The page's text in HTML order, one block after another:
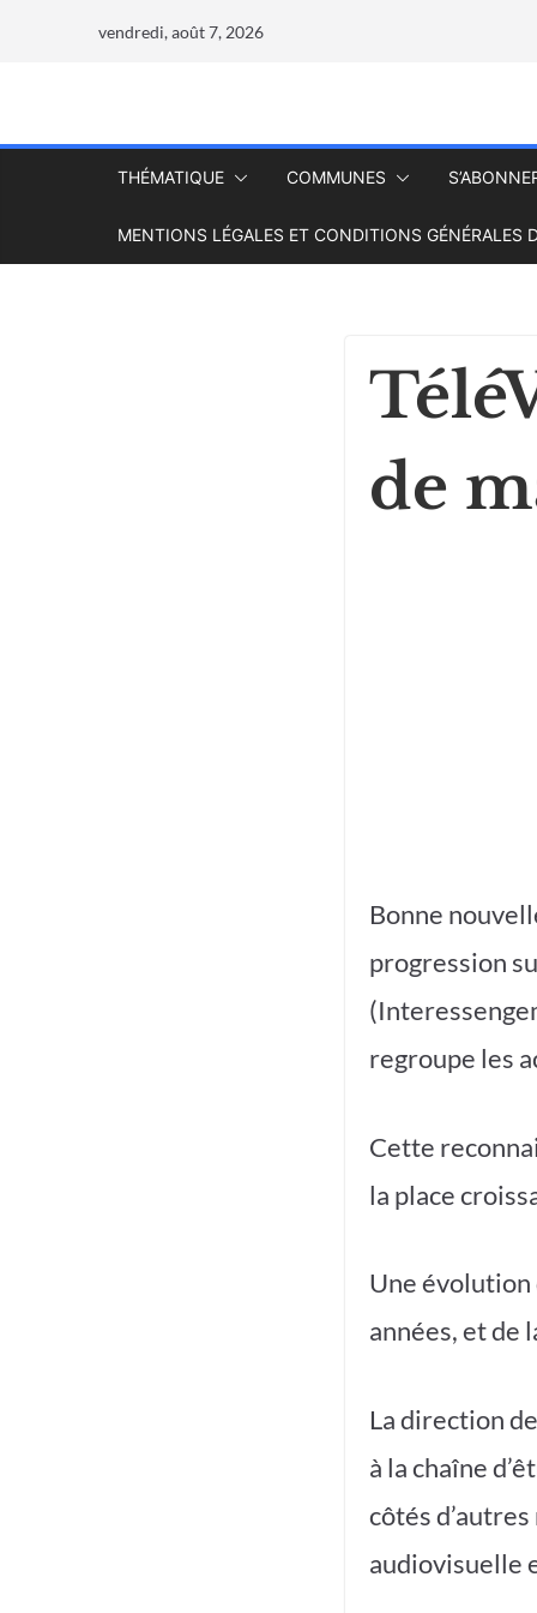
vendredi, août 7, 2026
THÉMATIQUE COMMUNES
MENTIONS LÉGALES ET CONDITIONS GÉNÉRALES
de
Bonne
progression
regroupe les
Cette
la place
Une évolution
années, et de
La direction
à la chaîne
côtés
audiovisuelle